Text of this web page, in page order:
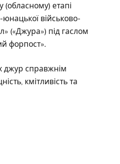
(обласному) етапі
юнацької військово-
(«Джура») під гаслом
форпост».
джур справжнім
кмітливість та